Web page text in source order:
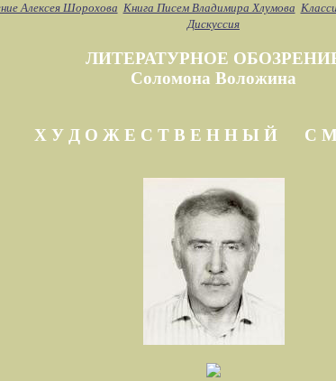
Алексея Шорохова Книга Писем Владимира Хлумова
Дискуссия
ЛИТЕРАТУРНОЕ
Соломона Воложина
Х У Д О Ж Е С Т В Е Н Н Ы Й С